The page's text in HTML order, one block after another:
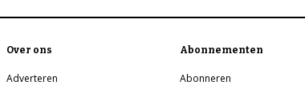
Over ons
Adverteren
Abonnementen
Abonneren